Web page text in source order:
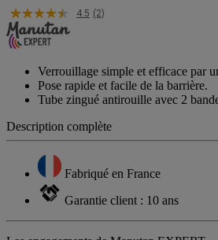
4.5 (2)
Verrouillage simple et efficace par
Pose rapide et facile de la barrière.
Tube zingué antirouille avec 2
Description complète
Fabriqué en France
Garantie client : 10 ans